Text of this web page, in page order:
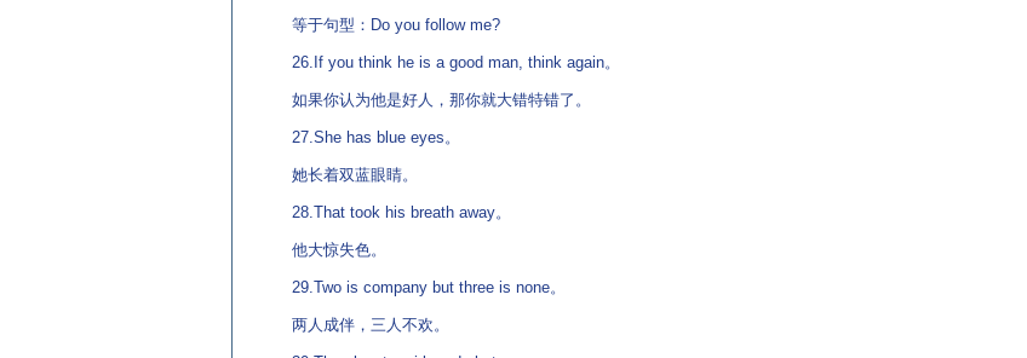
等于句型：Do you follow me?
26.If you think he is a good man, think again。
如果你认为他是好人，那你就大错特错了。
27.She has blue eyes。
她长着双蓝眼睛。
28.That took his breath away。
他大惊失色。
29.Two is company but three is none。
两人成伴，三人不欢。